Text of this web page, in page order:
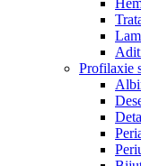
Profilaxie